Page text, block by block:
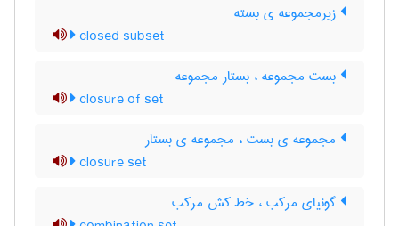
زیرمجموعه ی بسته
closed subset
بست مجموعه ، بستار مجموعه
closure of set
مجموعه ی بست ، مجموعه ی بستار
closure set
گونیای مرکب ، خط کش مرکب